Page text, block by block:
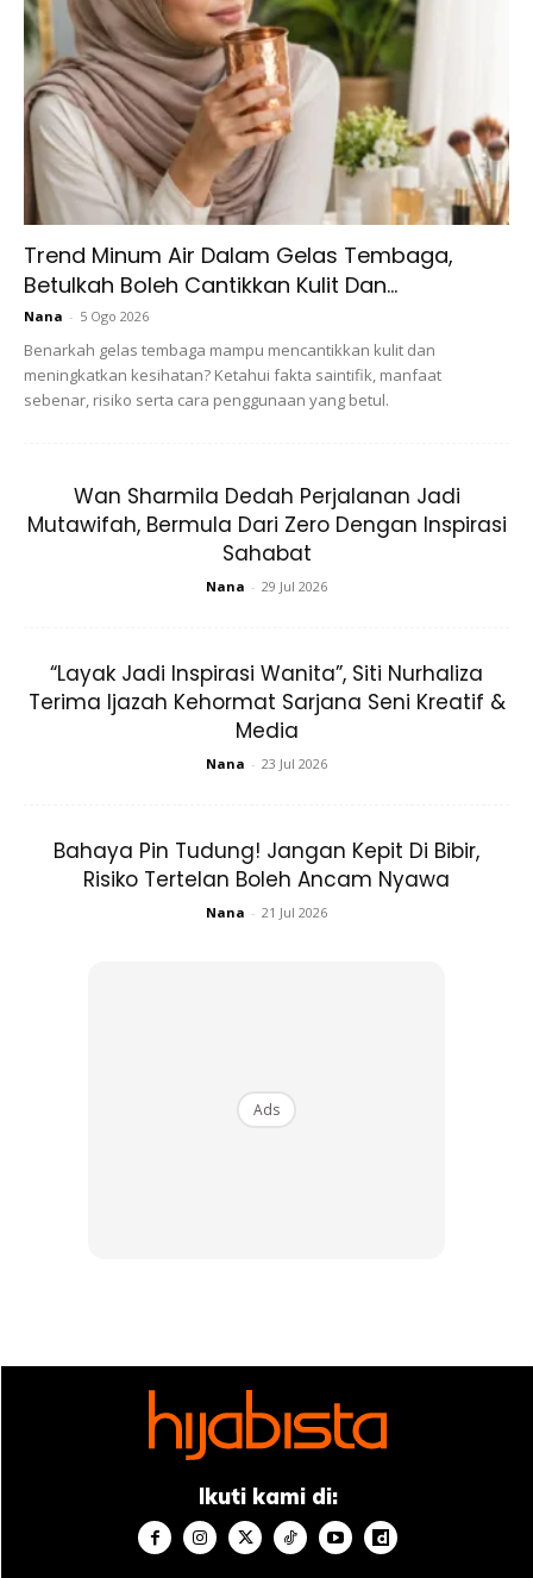
Trend Minum Air Dalam Gelas Tembaga,
Betulkah Boleh Cantikkan Kulit Dan...
Nana - 5 Ogo 2026
Benarkah gelas tembaga mampu mencantikkan kulit dan
meningkatkan kesihatan? Ketahui fakta saintifik, manfaat
sebenar, risiko serta cara penggunaan yang betul.
Wan Sharmila Dedah Perjalanan Jadi
Mutawifah, Bermula Dari Zero Dengan Inspirasi
Sahabat
Nana - 29 Jul 2026
“Layak Jadi Inspirasi Wanita”, Siti Nurhaliza
Terima Ijazah Kehormat Sarjana Seni Kreatif &
Media
Nana - 23 Jul 2026
Bahaya Pin Tudung! Jangan Kepit Di Bibir,
Risiko Tertelan Boleh Ancam Nyawa
Nana - 21 Jul 2026
Ads
Ikuti kami di: